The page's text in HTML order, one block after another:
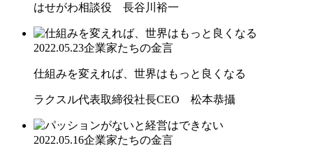
はせがわ相談役 長谷川裕一
2022.05.23企業家たちの金言
仕組みを変えれば、世界はもっと良くなる
ラクスル代表取締役社長CEO 松本恭攝
2022.05.16企業家たちの金言